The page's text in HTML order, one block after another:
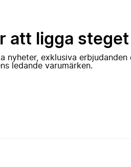
att ligga
nyheter, exklusiva erbjudanden
ledande varumärken.